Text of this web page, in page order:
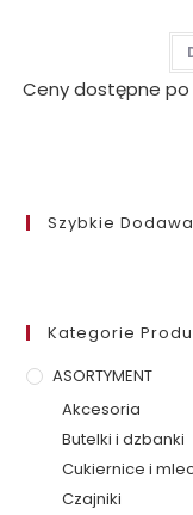
Ceny dostępne
Szybkie
Kategorie
ASORTYMENT
Akcesoria
Butelki i dzbanki
Cukiernice i
Czajniki